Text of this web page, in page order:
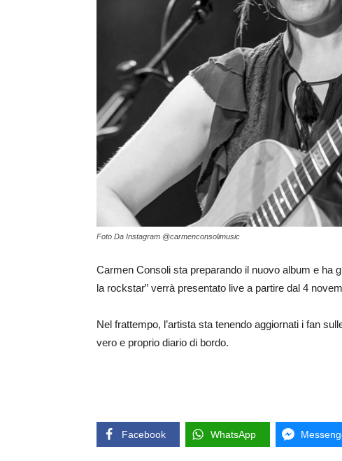
Foto Da Instagram @carmenconsolimusic
Carmen Consoli sta preparando il nuovo album e ha
la rockstar” verrà presentato live a partire dal 4
Nel frattempo, l’artista sta tenendo aggiornati i fan
vero e proprio diario di bordo.
Facebook WhatsApp